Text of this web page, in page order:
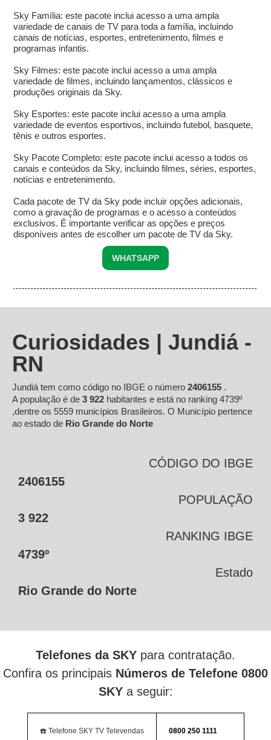
Sky Família: este pacote inclui acesso a uma ampla
variedade de canais de TV para toda a família, incluindo
canais de notícias, esportes, entretenimento, filmes e
programas infantis.
Sky Filmes: este pacote inclui acesso a uma ampla
variedade de filmes, incluindo lançamentos, clássicos e
produções originais da Sky.
Sky Esportes: este pacote inclui acesso a uma ampla
variedade de eventos esportivos, incluindo futebol, basquete,
tênis e outros esportes.
Sky Pacote Completo: este pacote inclui acesso a todos os
canais e conteúdos da Sky, incluindo filmes, séries, esportes,
notícias e entretenimento.
Cada pacote de TV da Sky pode incluir opções adicionais,
como a gravação de programas e o acesso a conteúdos
exclusivos. É importante verificar as opções e preços
disponíveis antes de escolher um pacote de TV da Sky.
WHATSAPP
Curiosidades | Jundiá -
RN
Jundiá tem como código no IBGE o número 2406155 .
A população é de 3 922 habitantes e está no ranking 4739º
,dentre os 5559 municípios Brasileiros. O Município pertence
ao estado de Rio Grande do Norte
CÓDIGO DO IBGE
2406155
POPULAÇÃO
3 922
RANKING IBGE
4739º
Estado
Rio Grande do Norte
Telefones da SKY para contratação.
Confira os principais Números de Telefone 0800
SKYa seguir:
☎️ Telefone SKY TV Televendas 0800 250 1111